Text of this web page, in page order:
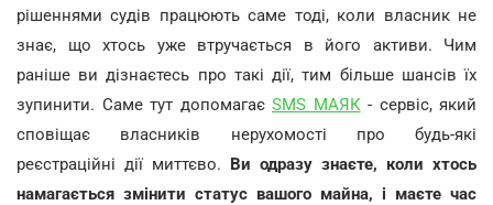
рішеннями судів працюють саме тоді, коли власник не
знає, що хтось уже втручається в його активи. Чим
раніше ви дізнаєтесь про такі дії, тим більше шансів їх
зупинити. Саме тут допомагає SMS МАЯК- сервіс, який
сповіщає власників нерухомості про будь-які
реєстраційні дії миттєво. Ви одразу знаєте, коли хтось
намагається змінити статус вашого майна, і маєте час